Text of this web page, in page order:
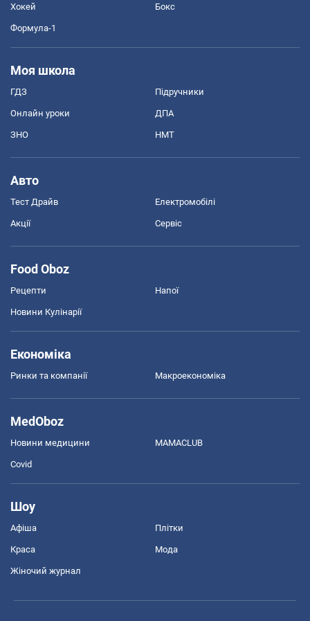
Хокей Бокс
Формула-1
Моя школа
ГДЗ Підручники
Онлайн уроки ДПА
ЗНО НМТ
Авто
Тест Драйв Електромобілі
Акції Сервіс
Food Oboz
Рецепти Напої
Новини Кулінарії
Економіка
Ринки та компанії Макроекономіка
MedOboz
Новини медицини MAMACLUB
Covid
Шоу
Афіша Плітки
Краса Мода
Жіночий журнал